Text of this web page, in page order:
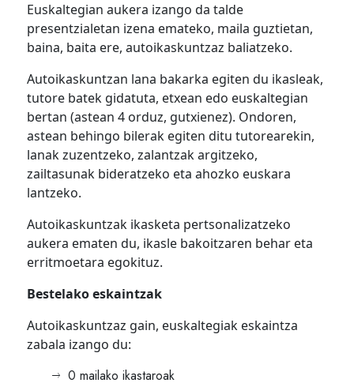
Euskaltegian aukera izango da talde
presentzialetan izena emateko, maila guztietan,
baina, baita ere, autoikaskuntzaz baliatzeko.
Autoikaskuntzan lana bakarka egiten du ikasleak,
tutore batek gidatuta, etxean edo euskaltegian
bertan (astean 4 orduz, gutxienez). Ondoren,
astean behingo bilerak egiten ditu tutorearekin,
lanak zuzentzeko, zalantzak argitzeko,
zailtasunak bideratzeko eta ahozko euskara
lantzeko.
Autoikaskuntzak ikasketa pertsonalizatzeko
aukera ematen du, ikasle bakoitzaren behar eta
erritmoetara egokituz.
Bestelako eskaintzak
Autoikaskuntzaz gain, euskaltegiak eskaintza
zabala izango du:
0 mailako ikastaroak